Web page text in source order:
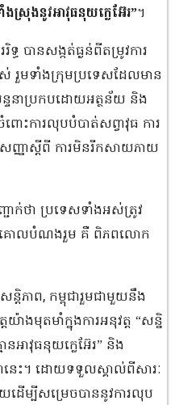
ងស្រុងនូវអាវុធនុយក្លេអ៊ែរ”។
ធ បានសង្កត់ធ្ងន់ពីតម្រូវការ
ស់ រួមទាំងក្រុមប្រទេសដែលមាន
ន្ទនាប្រកបដោយអត្ថន័យ និង
ចំពោះការលុបបំបាត់សព្វាវុធ ការ
ញាស្តីពី ការមិនរីកសាយភាយ
ាក់ថា ប្រទេសទាំងអស់ត្រូវ
គោលបំណងរួម គឺ ពិភពលោក
តិភាព, កម្ពុជារួមជាមួយនឹង
ាងមុតមាំក្នុងការអនុវត្ត “សន្និ
នអាវុធនុយក្លេអ៊ែរ” និង
នេះ។ ដោយទទួលស្គាល់ពីសារៈ
ដើម្បីសម្រេចបាននូវការលុប